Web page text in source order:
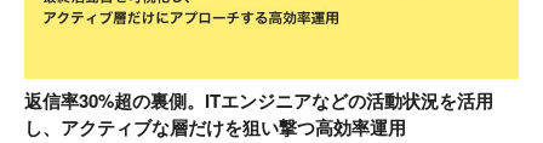
返信率30%超の裏側。ITエンジニアなどの活動状況を活用
し、アクティブな層だけを狙い撃つ高効率運用